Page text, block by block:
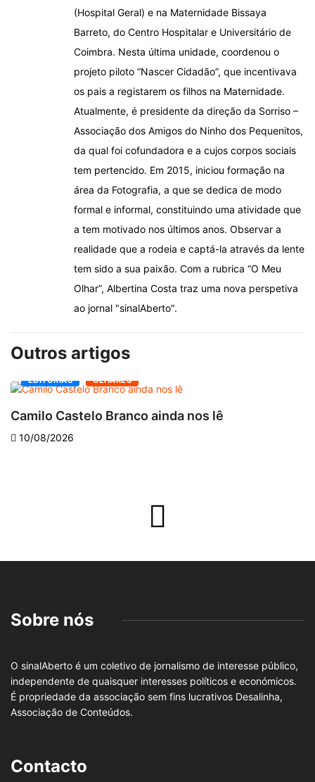
(Hospital Geral) e na Maternidade Bissaya
Barreto, do Centro Hospitalar e Universitário de
Coimbra. Nesta última unidade, coordenou o
projeto piloto “Nascer Cidadão”, que incentivava
os pais a registarem os filhos na Maternidade.
Atualmente, é presidente da direção da Sorriso –
Associação dos Amigos do Ninho dos Pequenitos,
da qual foi cofundadora e a cujos corpos sociais
tem pertencido. Em 2015, iniciou formação na
área da Fotografia, a que se dedica de modo
formal e informal, constituindo uma atividade que
a tem motivado nos últimos anos. Observar a
realidade que a rodeia e captá-la através da lente
tem sido a sua paixão. Com a rubrica “O Meu
Olhar”, Albertina Costa traz uma nova perspetiva
ao jornal "sinalAberto".
Outros artigos
EDITORIAS OLHARES
Camilo Castelo Branco ainda nos lê
10/08/2026
Sobre nós
O sinalAberto é um coletivo de jornalismo de interesse público,
independente de quaisquer interesses políticos e económicos.
É propriedade da associação sem fins lucrativos Desalinha,
Associação de Conteúdos.
Contacto